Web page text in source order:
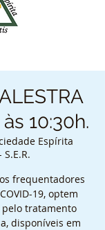
10:30h.
Espírita
frequentadores
19, optem
tratamento
disponíveis em